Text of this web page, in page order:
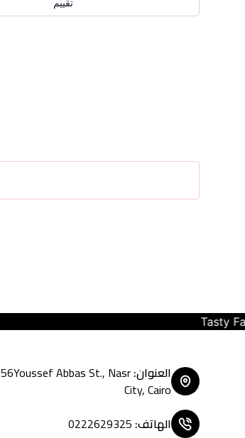
Tasty Fast Food ... create your
العنوان:
56Youssef Abbas St., Nasr
City, Cairo
الهاتف:
0222629325